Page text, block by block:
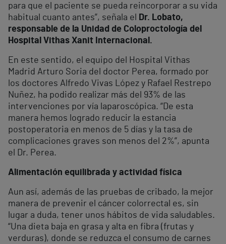
para que el paciente se pueda reincorporar a su vida
habitual cuanto antes”, señala el
Dr. Lobato,
responsable de la Unidad de Coloproctología del
Hospital Vithas Xanit Internacional.
En este sentido, el equipo del Hospital Vithas
Madrid Arturo Soria del doctor Perea, formado por
los doctores Alfredo Vivas López y Rafael Restrepo
Nuñez, ha podido realizar más del 93% de las
intervenciones por vía laparoscópica. “De esta
manera hemos logrado reducir la estancia
postoperatoria en menos de 5 días y la tasa de
complicaciones graves son menos del 2%”, apunta
el Dr. Perea.
Alimentación equilibrada y actividad física
Aun así, además de las pruebas de cribado, la mejor
manera de prevenir el cáncer colorrectal es, sin
lugar a duda, tener unos hábitos de vida saludables.
“Una dieta baja en grasa y alta en fibra (frutas y
verduras), donde se reduzca el consumo de carnes